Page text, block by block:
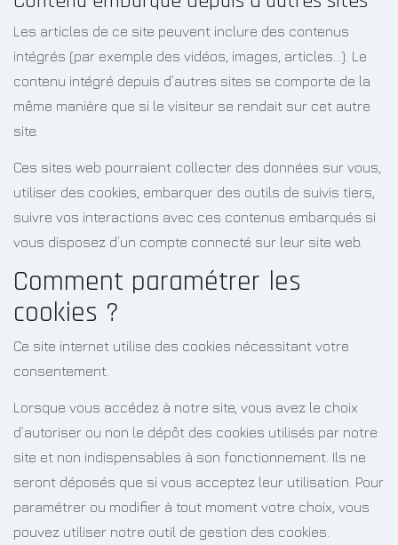
Les articles de ce site peuvent inclure des contenus
intégrés (par exemple des vidéos, images, articles…). Le
contenu intégré depuis d’autres sites se comporte de la
même manière que si le visiteur se rendait sur cet autre
site.
Ces sites web pourraient collecter des données sur vous,
utiliser des cookies, embarquer des outils de suivis tiers,
suivre vos interactions avec ces contenus embarqués si
vous disposez d’un compte connecté sur leur site web.
Comment paramétrer les
cookies ?
Ce site internet utilise des cookies nécessitant votre
consentement.
Lorsque vous accédez à notre site, vous avez le choix
d’autoriser ou non le dépôt des cookies utilisés par notre
site et non indispensables à son fonctionnement. Ils ne
seront déposés que si vous acceptez leur utilisation. Pour
paramétrer ou modifier à tout moment votre choix, vous
pouvez utiliser notre outil de gestion des cookies.